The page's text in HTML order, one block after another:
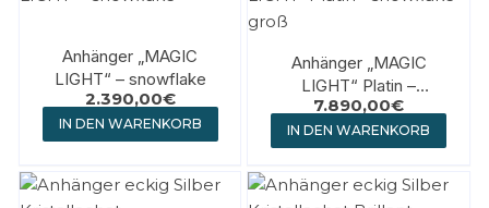
Anhänger „MAGIC
LIGHT“ – snowflake
2.390,00€
IN DEN WARENKORB
Anhänger „MAGIC
LIGHT“ Platin –
snowflake groß
7.890,00€
IN DEN WARENKORB